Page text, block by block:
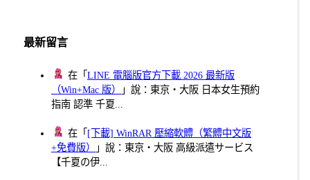
最新留言
在「LINE 電腦版官方下載 2026 最新版
（Win+Mac 版）
」說：東京・大阪 日本女生預約
指南 認準 千夏...
在「 [下載] WinRAR 壓縮軟體（繁體中文版
+免費版）
」說：東京・大阪 高級派遣サービス
【千夏の伊...